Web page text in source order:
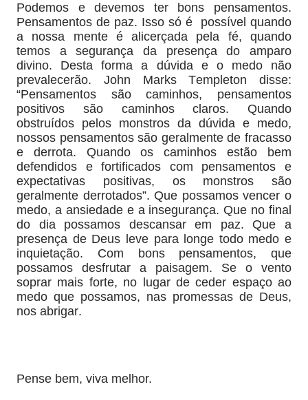
Podemos e devemos ter bons pensamentos.
Pensamentos de paz. Isso só é possível quando
a nossa mente é alicerçada pela fé, quando
temos a segurança da presença do amparo
divino. Desta forma a dúvida e o medo não
prevalecerão. John Marks Templeton disse:
“Pensamentos são caminhos, pensamentos
positivos são caminhos claros. Quando
obstruídos pelos monstros da dúvida e medo,
nossos pen­samentos são geralmente de fracasso
e derrota. Quando os caminhos estão bem
defendidos e fortificados com pensamentos e
expectativas po­sitivas, os monstros são
geralmente derrotados”. Que possamos vencer o
medo, a ansiedade e a insegurança. Que no final
do dia possamos descansar em paz. Que a
presença de Deus leve para longe todo medo e
inquietação. Com bons pensamentos, que
possamos desfrutar a paisagem. Se o vento
soprar mais forte, no lugar de ceder espaço ao
medo que possamos, nas promessas de Deus,
nos abrigar.
Pense bem, viva melhor.